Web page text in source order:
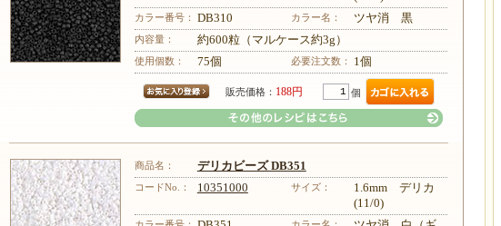
その他のレシピはこちら
カラー番号： DB310 カラー名： ツヤ消 黒
内容量： 約600粒（マルケース約3g）
使用個数： 75個 必要注文数： 1個
販売価格： 188円 個
商品名： デリカビーズ DB351
コードNo.： 10351000 サイズ：
1.6mm デリカ
(11/0)